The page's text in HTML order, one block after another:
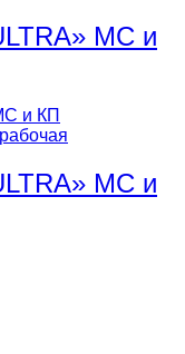
МС и
МС и